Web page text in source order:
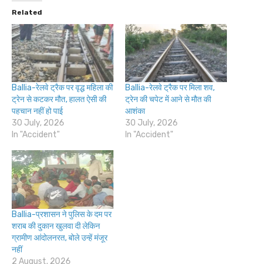
Related
Ballia-रेलवे ट्रैक पर वृद्ध महिला की
ट्रेन से कटकर मौत, हालत ऐसी की
पहचान नहीं हो पाई
30 July, 2026
In "Accident"
Ballia-रेलवे ट्रैक पर मिला शव,
ट्रेन की चपेट में आने से मौत की
आशंका
30 July, 2026
In "Accident"
Ballia-प्रशासन ने पुलिस के दम पर
शराब की दुकान खुलवा दी लेकिन
ग्रामीण आंदोलनरत, बोले उन्हें मंजूर
नहीं
2 August, 2026